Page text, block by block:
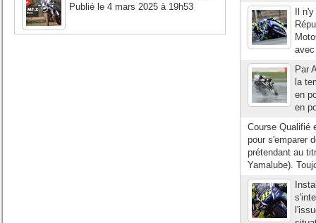
Publié le 4 mars 2025 à 19h53
Il
Par
la
en
en
Course Qualifié
pour s'emparer
prétendant au
Yamalube).